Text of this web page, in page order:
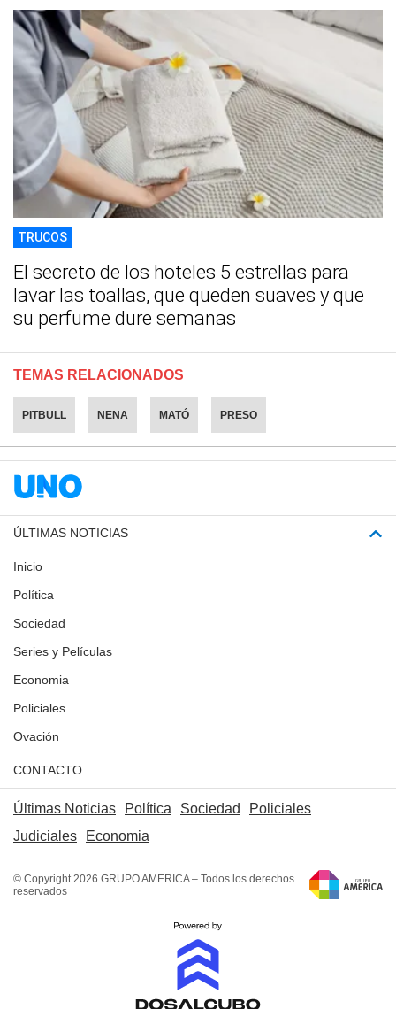
TRUCOS
El secreto de los hoteles 5 estrellas para
lavar las toallas, que queden suaves y que
su perfume dure semanas
TEMAS RELACIONADOS
PITBULL NENA MATÓ PRESO
ÚLTIMAS NOTICIAS
Inicio
Política
Sociedad
Series y Películas
Economia
Policiales
Ovación
CONTACTO
Últimas Noticias Política Sociedad
Policiales
Judiciales
Economia
© Copyright 2026 GRUPO AMERICA – Todos los derechos
reservados